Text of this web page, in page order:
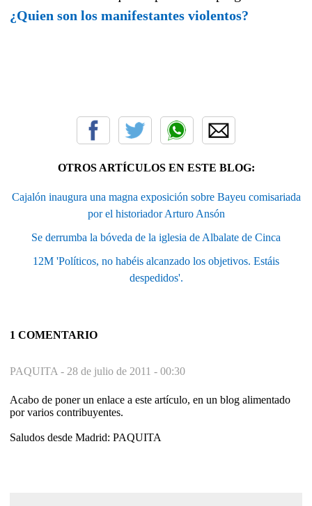
¿Quien son los manifestantes violentos?
OTROS ARTÍCULOS EN ESTE BLOG:
Cajalón inaugura una magna exposición sobre Bayeu comisariada
por el historiador Arturo Ansón
Se derrumba la bóveda de la iglesia de Albalate de Cinca
12M 'Políticos, no habéis alcanzado los objetivos. Estáis
despedidos'.
1 COMENTARIO
PAQUITA - 28 de julio de 2011 - 00:30
Acabo de poner un enlace a este artículo, en un blog alimentado
por varios contribuyentes.
Saludos desde Madrid: PAQUITA